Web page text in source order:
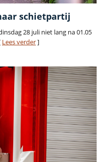
schietpartij
28 juli niet lang na 01.05
Lees verder]